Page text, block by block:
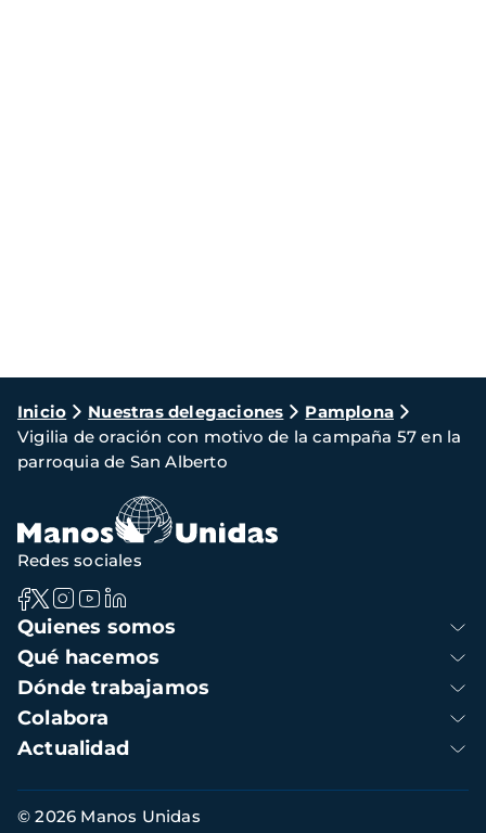
Ruta
de
navegación
Inicio Nuestras delegaciones
Pamplona
Vigilia de oración con motivo de la campaña 57 en la
parroquia de San Alberto
Navegación
principal
Quienes somos
Qué hacemos
Dónde trabajamos
Colabora
Actualidad
Redes sociales
Información
© 2026 Manos Unidas